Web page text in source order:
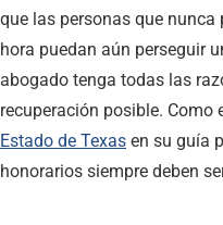
que las personas que
hora puedan aún perseguir
abogado tenga todas las
recuperación posible. Como
Estado de Texas en su guía
honorarios siempre deben